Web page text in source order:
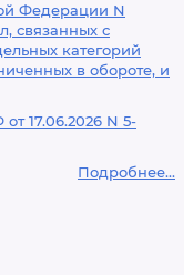
Федерации N
связанных с
категорий
в обороте, и
17.06.2026 N 5-
Подробнее...